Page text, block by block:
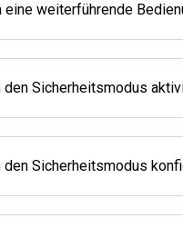
eine weiterführende
den Sicherheitsmodus
den Sicherheitsmodus